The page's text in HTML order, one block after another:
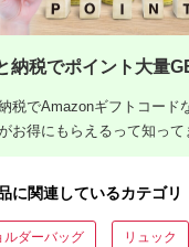
納税でポイント大量
税でAmazonギフトコード
お得にもらえるって知って
に関連しているカテゴリ
ルダーバッグ リュック